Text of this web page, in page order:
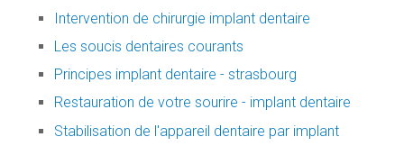
Intervention de chirurgie implant dentaire
Les soucis dentaires courants
Principes implant dentaire - strasbourg
Restauration de votre sourire - implant dentaire
Stabilisation de l'appareil dentaire par implant